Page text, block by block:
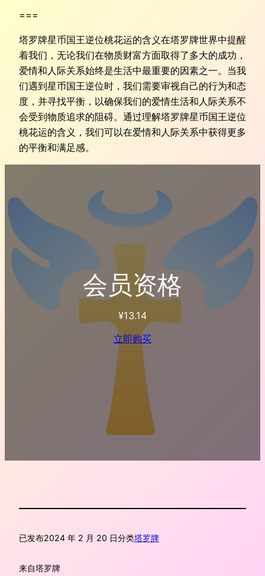
===
塔罗牌星币国王逆位桃花运的含义在塔罗牌世界中提醒
着我们，无论我们在物质财富方面取得了多大的成功，
爱情和人际关系始终是生活中最重要的因素之一。当我
们遇到星币国王逆位时，我们需要审视自己的行为和态
度，并寻找平衡，以确保我们的爱情生活和人际关系不
会受到物质追求的阻碍。通过理解塔罗牌星币国王逆位
桃花运的含义，我们可以在爱情和人际关系中获得更多
的平衡和满足感。
会员资格
¥13.14
立即购买
已发布2024 年 2 月 20 日分类塔罗牌
来自塔罗牌